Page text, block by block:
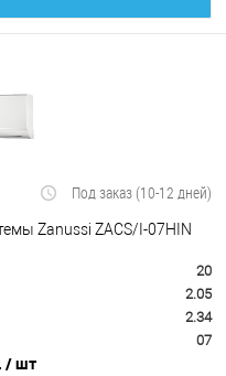
Под заказ (10-12 дней)
Zanussi ZACS/I-07HIN
20
2.05
2.34
07
/ шт